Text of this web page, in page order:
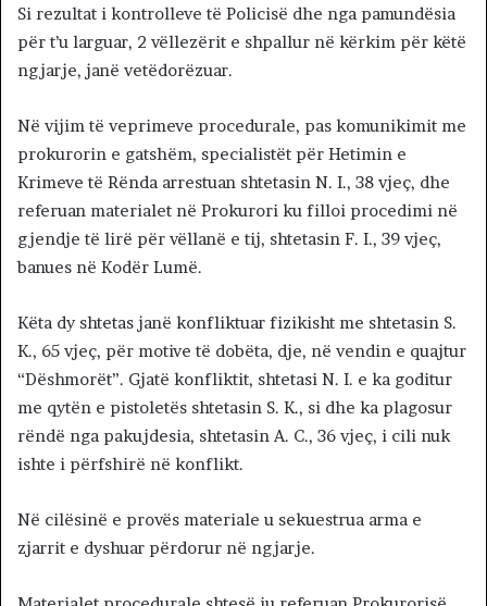
Si rezultat i kontrolleve të Policisë dhe nga pamundësia
për t’u larguar, 2 vëllezërit e shpallur në kërkim për këtë
ngjarje, janë vetëdorëzuar.
Në vijim të veprimeve procedurale, pas komunikimit me
prokurorin e gatshëm, specialistët për Hetimin e
Krimeve të Rënda arrestuan shtetasin N. I., 38 vjeç, dhe
referuan materialet në Prokurori ku filloi procedimi në
gjendje të lirë për vëllanë e tij, shtetasin F. I., 39 vjeç,
banues në Kodër Lumë.
Këta dy shtetas janë konfliktuar fizikisht me shtetasin S.
K., 65 vjeç, për motive të dobëta, dje, në vendin e quajtur
“Dëshmorët”. Gjatë konfliktit, shtetasi N. I. e ka goditur
me qytën e pistoletës shtetasin S. K., si dhe ka plagosur
rëndë nga pakujdesia, shtetasin A. C., 36 vjeç, i cili nuk
ishte i përfshirë në konflikt.
Në cilësinë e provës materiale u sekuestrua arma e
zjarrit e dyshuar përdorur në ngjarje.